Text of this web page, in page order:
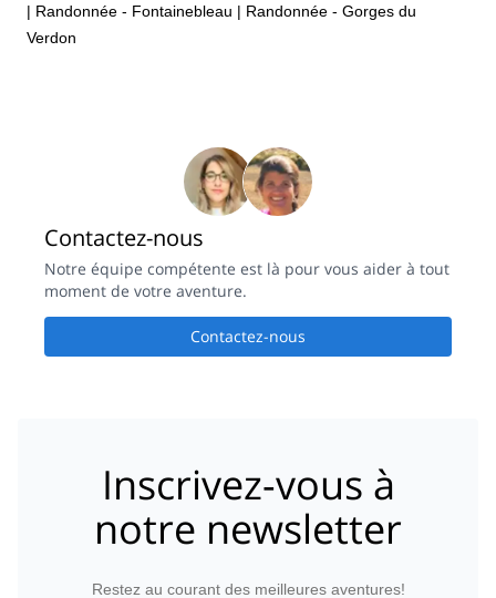
| Randonnée - Fontainebleau | Randonnée - Gorges du
Verdon
Contactez-nous
Notre équipe compétente est là pour vous aider à tout
moment de votre aventure.
Contactez-nous
Inscrivez-vous à
notre newsletter
Restez au courant des meilleures aventures!